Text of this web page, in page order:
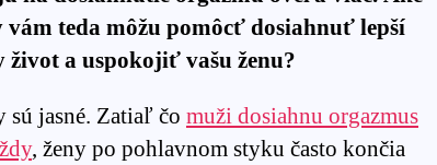
vám teda môžu pomôcť dosiahnuť lepší
život a uspokojiť vašu ženu?
sú jasné. Zatiaľ čo muži dosiahnu orgazmus
, ženy po pohlavnom styku často končia